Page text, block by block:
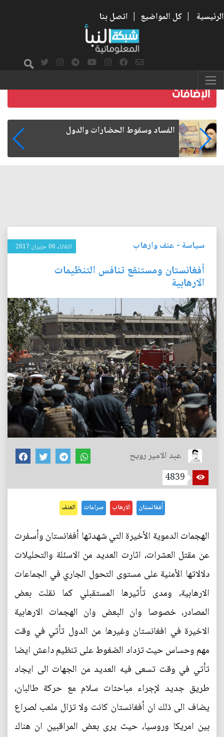
الرئيسية | كل المواضيع | اتصل بنا
رواتب الموظفين على صفيح ساخن
سياسة- عنف وارهاب الثلاثاء 06 حزيران 2017
أفغانستان ومستنقع تنافس التنظيمات
الارهابية
عبد الامير رويح
4839
أفغانستان الارهاب صراعات العنف
الهجمات الدموية الأخيرة التي شهدتها أفغانستان وأسفرت
عن مقتل العشرات، اثارت العديد من الاسئلة والتحليلات
دلالاتها الأمنية على مستوى التحول الجاري في الجماعات
الارهابية، ومدى تأثيرها المستقبلي كما نقلت بعض
المصادر، خصوصا وان البعض وان الهجمات الارهابية
الاخيرة في افغانستان وغيرها من الدول تأتي في وقت
مهم وحساس حيث تزداد الضغوط على تنظيم داعش ايضا
تأتي في وقت تسعى فيه العديد من الجهات الى ايجاد
طريق جديد لإجراء مباحثات سلام مع حركة طالبان،
يضاف الى ذلك ان أفغانستان كانت ولا تزال ملعب لصراع
بين امريكا وروسيا، حيث يرى بعض المراقبين ان هناك